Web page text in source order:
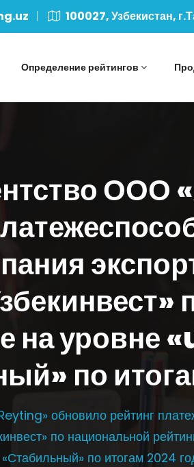
100027, Узбекистан,
Определение рейтингов
на уровне
по
обновило рейтинг
по национальной
«Стабильный» по итогам 2024